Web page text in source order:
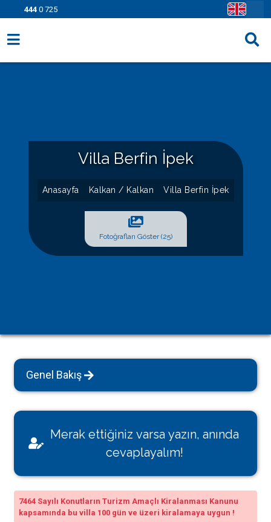
444 0 725
Villa Berfin İpek
Anasayfa Kalkan / Kalkan Villa Berfin İpek
Fotoğrafları Göster (25)
Genel Bakış
Merak ettiğiniz varsa yazın, anında
cevaplayalım!
7464 Sayılı Konutların Turizm Amaçlı Kiralanması Kanunu
kapsamında bu villa 100 gün ve üzeri kiralamaya uygun !